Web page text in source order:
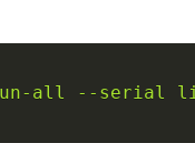
run-all --serial